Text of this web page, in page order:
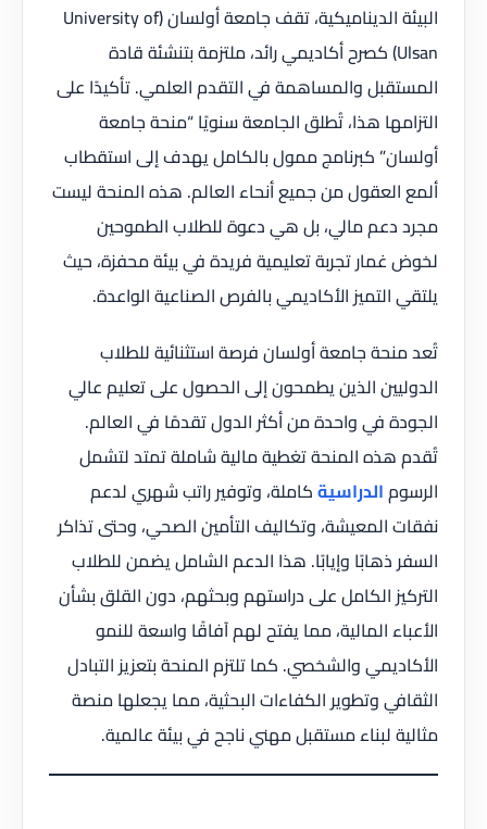
البيئة الديناميكية، تقف جامعة أولسان (University of
Ulsan) كصرح أكاديمي رائد، ملتزمة بتنشئة قادة
المستقبل والمساهمة في التقدم العلمي. تأكيدًا على
التزامها هذا، تُطلق الجامعة سنويًا “منحة جامعة
أولسان” كبرنامج ممول بالكامل يهدف إلى استقطاب
ألمع العقول من جميع أنحاء العالم. هذه المنحة ليست
مجرد دعم مالي، بل هي دعوة للطلاب الطموحين
لخوض غمار تجربة تعليمية فريدة في بيئة محفزة، حيث
يلتقي التميز الأكاديمي بالفرص الصناعية الواعدة.
تُعد منحة جامعة أولسان فرصة استثنائية للطلاب
الدوليين الذين يطمحون إلى الحصول على تعليم عالي
الجودة في واحدة من أكثر الدول تقدمًا في العالم.
تُقدم هذه المنحة تغطية مالية شاملة تمتد لتشمل
الرسومالدراسيةكاملة، وتوفير راتب شهري لدعم
نفقات المعيشة، وتكاليف التأمين الصحي، وحتى تذاكر
السفر ذهابًا وإيابًا. هذا الدعم الشامل يضمن للطلاب
التركيز الكامل على دراستهم وبحثهم، دون القلق بشأن
الأعباء المالية، مما يفتح لهم آفاقًا واسعة للنمو
الأكاديمي والشخصي. كما تلتزم المنحة بتعزيز التبادل
الثقافي وتطوير الكفاءات البحثية، مما يجعلها منصة
مثالية لبناء مستقبل مهني ناجح في بيئة عالمية.